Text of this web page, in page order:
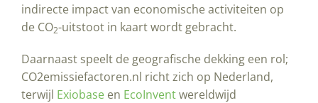
indirecte impact van economische activiteiten op
de CO2-uitstoot in kaart wordt gebracht.
Daarnaast speelt de geografische dekking een rol;
CO2emissiefactoren.nl richt zich op Nederland,
terwijl Exiobase en EcoInventwereldwijd